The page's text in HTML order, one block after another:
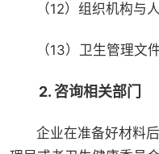
（12）组织机构与人
（13）卫生管理文件
2. 咨询相关部门
企业在准备好材料